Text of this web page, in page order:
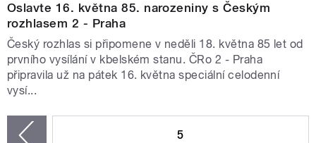
Oslavte 16. května 85. narozeniny s Českým
rozhlasem 2 - Praha
Český rozhlas si připomene v neděli 18. května 85 let od
prvního vysílání v kbelském stanu. ČRo 2 - Praha
připravila už na pátek 16. května speciální celodenní
vysí...
5